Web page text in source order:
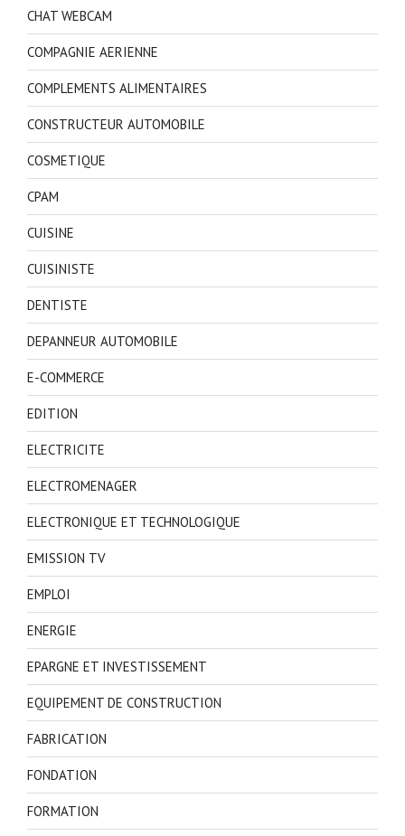
CHAT WEBCAM
COMPAGNIE AERIENNE
COMPLEMENTS ALIMENTAIRES
CONSTRUCTEUR AUTOMOBILE
COSMETIQUE
CPAM
CUISINE
CUISINISTE
DENTISTE
DEPANNEUR AUTOMOBILE
E-COMMERCE
EDITION
ELECTRICITE
ELECTROMENAGER
ELECTRONIQUE ET TECHNOLOGIQUE
EMISSION TV
EMPLOI
ENERGIE
EPARGNE ET INVESTISSEMENT
EQUIPEMENT DE CONSTRUCTION
FABRICATION
FONDATION
FORMATION